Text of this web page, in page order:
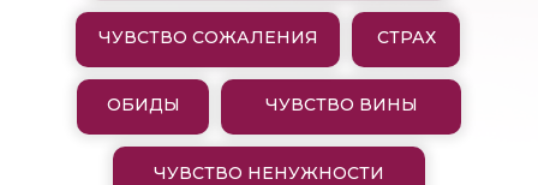
СТРАХ
ЧУВСТВО ВИНЫ
ЧУВСТВО СОЖАЛЕНИЯ
ОБИДЫ
ЧУВСТВО НЕНУЖНОСТИ